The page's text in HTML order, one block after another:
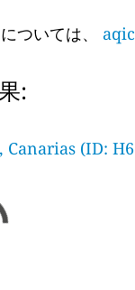
ついては、
:
(ID: